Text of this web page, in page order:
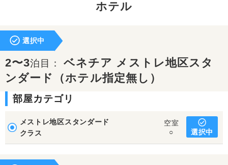
ホテル
選択中
2〜3泊目：ベネチア メストレ地区スタ
ンダード（ホテル指定無し）
部屋カテゴリ
メストレ地区スタンダード
クラス
空室
○
選択中